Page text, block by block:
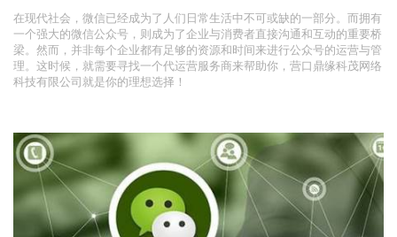
在现代社会，微信已经成为了人们日常生活中不可或缺的一部分。而拥有
一个强大的微信公众号，则成为了企业与消费者直接沟通和互动的重要桥
梁。然而，并非每个企业都有足够的资源和时间来进行公众号的运营与管
理。这时候，就需要寻找一个代运营服务商来帮助你，营口鼎缘科茂网络
科技有限公司就是你的理想选择！